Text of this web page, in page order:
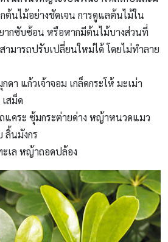
นไม้อย่างชัดเจน การดูแลต้นไม้ใน
ากซับซ้อน หรือหากมีต้นไม้บางส่วนที่
ามารถปรับเปลี่ยนใหม่ได้ โดยไม่ทำลาย
ดา แก้วเจ้าจอม เกล็ดกระโห้ มะเม่า
สม็ด
คระ ซุ้มกระต่ายด่าง หญ้าหนวดแมว
ลิ้นมังกร
ะเล หญ้าถอดปล้อง